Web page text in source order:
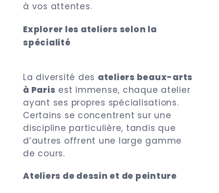
à vos attentes.
Explorer les ateliers selon la
spécialité
La diversité des ateliers beaux-arts
à Paris est immense, chaque atelier
ayant ses propres spécialisations.
Certains se concentrent sur une
discipline particulière, tandis que
d’autres offrent une large gamme
de cours.
Ateliers de dessin et de peinture